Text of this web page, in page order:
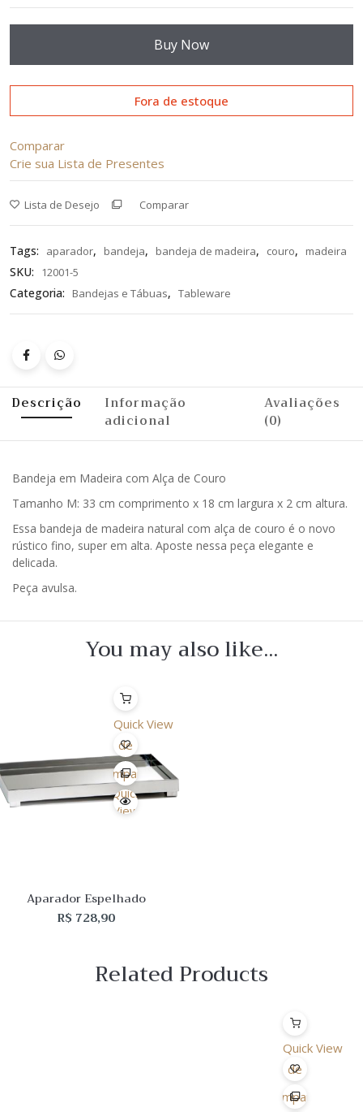
Buy Now
Fora de estoque
Comparar
Crie sua Lista de Presentes
Lista de Desejo Comparar
Tags: aparador, bandeja, bandeja de madeira, couro, madeira
SKU: 12001-5
Categoria: Bandejas e Tábuas, Tableware
Descrição
Informação
adicional
Avaliações
(0)
Bandeja em Madeira com Alça de Couro
Tamanho M: 33 cm comprimento x 18 cm largura x 2 cm altura.
Essa bandeja de madeira natural com alça de couro é o novo
rústico fino, super em alta. Aposte nessa peça elegante e
delicada.
Peça avulsa.
You may also like…
Quick View
Lista
de
Desejo
Comparar
Quick
View
Aparador Espelhado
R$ 728,90
Related Products
Quick View
Lista
de
Desejo
Comparar